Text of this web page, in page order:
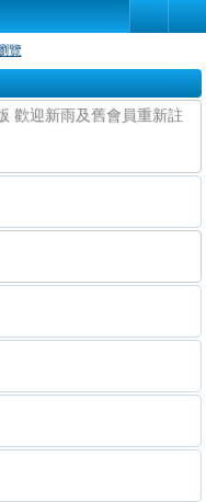
覽
歡迎新雨及舊會員重新註